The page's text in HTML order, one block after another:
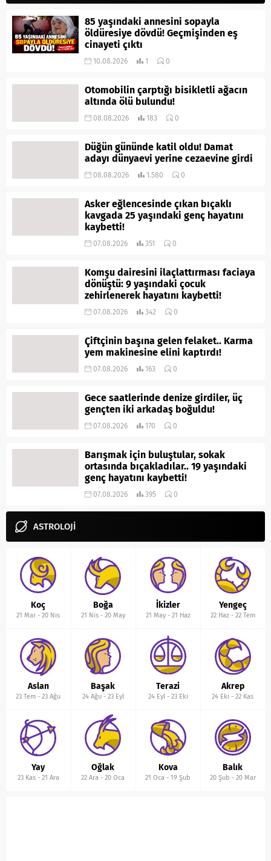
85 yaşındaki annesini sopayla
öldüresiye dövdü! Geçmişinden eş
cinayeti çıktı
10.08.2026 1 0
Otomobilin çarptığı bisikletli ağacın
altında ölü bulundu!
08.08.2026 183 0
Düğün gününde katil oldu! Damat
adayı dünyaevi yerine cezaevine girdi
08.08.2026 1.580 0
Asker eğlencesinde çıkan bıçaklı
kavgada 25 yaşındaki genç hayatını
kaybetti!
07.08.2026 351 0
Komşu dairesini ilaçlattırması faciaya
dönüştü: 9 yaşındaki çocuk
zehirlenerek hayatını kaybetti!
07.08.2026 342 0
Çiftçinin başına gelen felaket.. Karma
yem makinesine elini kaptırdı!
07.08.2026 163 0
Gece saatlerinde denize girdiler, üç
gençten iki arkadaş boğuldu!
07.08.2026 170 0
Barışmak için buluştular, sokak
ortasında bıçakladılar.. 19 yaşındaki
genç hayatını kaybetti!
07.08.2026 395 0
ASTROLOJİ
Koç
21 Mar -20 Nis
Boğa
21 Nis- 20 May
İkizler
21 May- 21 Haz
Yengeç
22 Haz- 22 Tem
Aslan
23 Tem -23 Ağu
Başak
24 Ağu- 23 Eyl
Terazi
24 Eyl- 23 Eki
Akrep
24 Eki -22 Kas
Yay
23 Kas- 21 Ara
Oğlak
22 Ara -20 Oca
Kova
21 Oca -19 Şub
Balık
20 Şub - 20 Mar